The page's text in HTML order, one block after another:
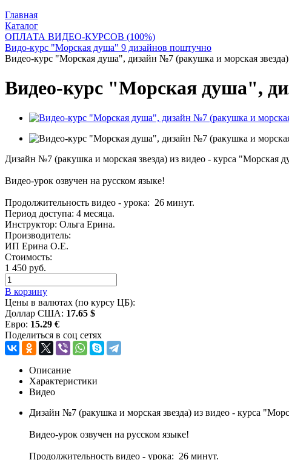
Главная
Каталог
ОПЛАТА ВИДЕО-КУРСОВ (100%)
Видо-курс "Морская душа" 9 дизайнов поштучно
Видео-курс "Морская душа", дизайн №7 (ракушка и морская звезда)
Видео-курс "Морская душа",
Дизайн №7 (ракушка и морская звезда) из видео - курса "Морская
Видео-урок озвучен на русском языке!
Продолжительность видео - урока: 26 минут.
Период доступа: 4 месяца.
Инструктор: Ольга Ерина.
Производитель:
ИП Ерина О.Е.
Стоимость:
1 450 руб.
В корзину
Цены в валютах (по курсу ЦБ):
Доллар США: 17.65 $
Евро: 15.29 €
Поделиться в соц сетях
Описание
Характеристики
Видео
Дизайн №7 (ракушка и морская звезда) из видео - курса
Видео-урок озвучен на русском языке!
Продолжительность видео - урока: 26 минут.